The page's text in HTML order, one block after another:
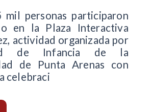
mil personas participaron
en la Plaza Interactiva
actividad organizada por
de Infancia de la
de Punta Arenas con
celebraci